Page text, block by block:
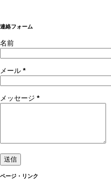
連絡フォーム
名前
メール *
メッセージ *
ページ・リンク